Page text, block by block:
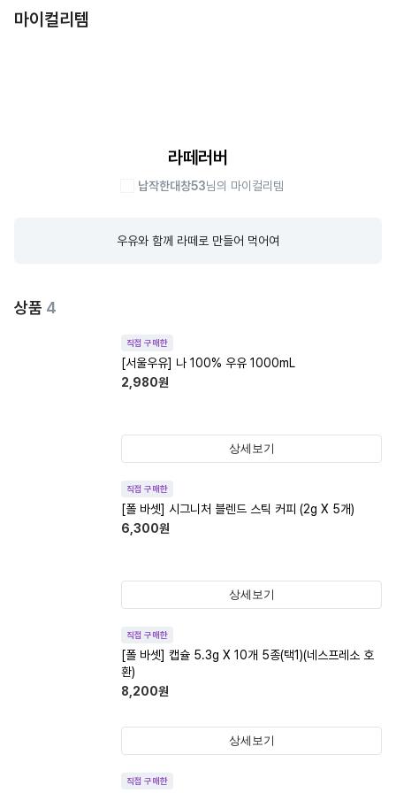
마이컬리템
라떼러버
납작한대창53님의 마이컬리템
우유와 함께 라떼로 만들어 먹어여
상품 4
직접 구매한
[서울우유] 나 100% 우유 1000mL
2,980원
상세보기
직접 구매한
[폴 바셋] 시그니처 블렌드 스틱 커피 (2g X 5개)
6,300원
상세보기
직접 구매한
[폴 바셋] 캡슐 5.3g X 10개 5종(택1)(네스프레소 호
환)
8,200원
상세보기
직접 구매한